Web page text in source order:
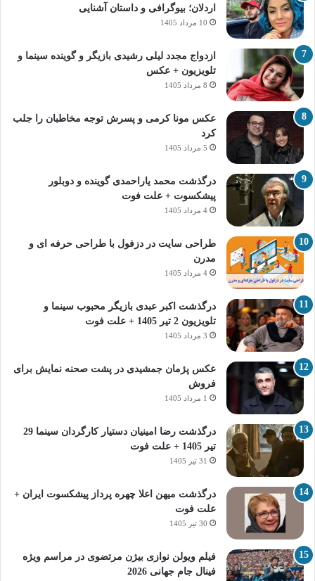
اردلان؛ بیوگرافی و داستان آشنایی
10 مرداد 1405
ازدواج مجدد لیلی رشیدی بازیگر و گوینده سینما و
تلویزیون + عکس
8 مرداد 1405
عکس مونا کرمی و پسرش توجه مخاطبان را جلب
کرد
5 مرداد 1405
درگذشت محمد یاراحمدی گوینده و دوبلور
پیشکسوت + علت فوت
4 مرداد 1405
طراحی سایت در دزفول با طراحی حرفه‌ ای و
مدرن
4 مرداد 1405
درگذشت اکبر عبدی بازیگر محبوب سینما و
تلویزیون 2 تیر 1405 + علت فوت
3 مرداد 1405
عکس پژمان جمشیدی در پشت صحنه نمایش برای
فروش
1 مرداد 1405
درگذشت رضا امینیان دستیار کارگردان سینما 29
تیر 1405 + علت فوت
31 تیر 1405
درگذشت میهن اعلا چهره پرداز پیشکسوت ایران +
علت فوت
30 تیر 1405
فیلم ویولن نوازی بیژن مرتضوی در مراسم ویژه
فینال جام جهانی 2026